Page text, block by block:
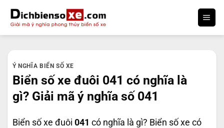
qua
nội
Ý NGHĨA BIỂN SỐ XE
Biển số xe đuôi 041 có nghĩa là
gì? Giải mã ý nghĩa số 041
Biển số xe đuôi 041 có nghĩa là gì? Biển số xe có